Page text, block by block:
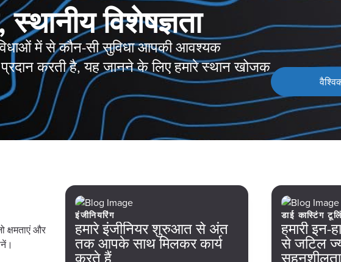
विशेषज्ञता
सुविधाओं में से कौन-सी सुविधा आपकी आवश्यक
प्रदान करती है, यह जानने के लिए हमारे स्थान खोजक
और
इंजीनियरिंग
हमारे इंजीनियर शुरुआत से अंत
तक आपके साथ मिलकर कार्य
डाई कास्टिंग
हमारी
से जटिल